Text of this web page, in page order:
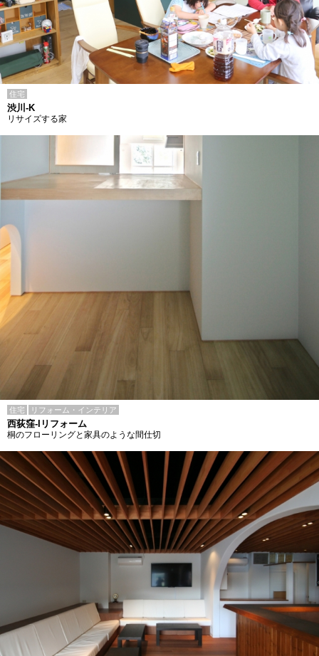
住宅
渋川-K
リサイズする家
住宅 リフォーム・インテリア
西荻窪-Iリフォーム
桐のフローリングと家具のような間仕切